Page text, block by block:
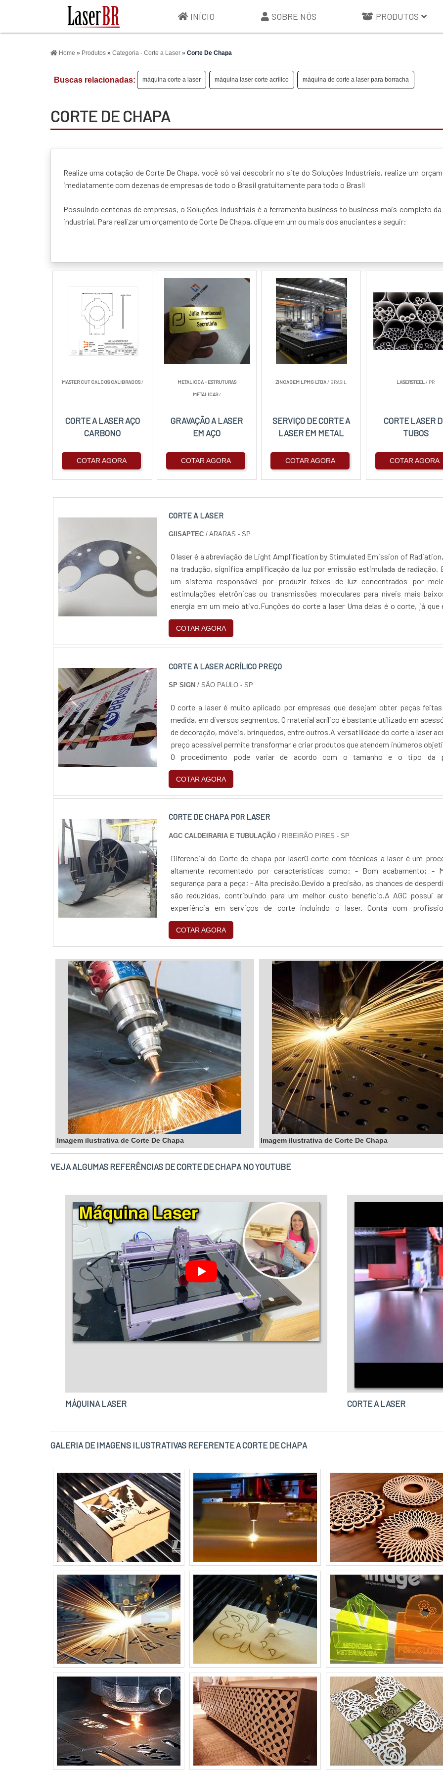
INÍCIO SOBRE NÓS PRODUTOS
>
Home » Produtos » Categoria - Corte a Laser » Corte De Chapa
Buscas relacionadas: máquina corte a laser máquina laser corte acrílico máquina de corte a laser para borracha
CORTE DE CHAPA
Realize uma cotação de Corte De Chapa, você só vai descobrir no site do Soluções Industriais, realize um
imediatamente com dezenas de empresas de todo o Brasil gratuitamente para todo o Brasil
Possuindo centenas de empresas, o Soluções Industriais é a ferramenta business to business mais completo da
industrial. Para realizar um orçamento de Corte De Chapa, clique em um ou mais dos anuciantes a seguir:
MASTER CUT CALCOS CALIBRADOS/
CORTE A LASER AÇO
CARBONO
COTAR AGORA
METALICCA - ESTRUTURAS
METALICAS/
GRAVAÇÃO A LASER
EM AÇO
COTAR AGORA
ZINCAGEM LPMG LTDA/ BRASIL
SERVIÇO DE CORTE A
LASER EM METAL
COTAR AGORA
LASERSTEEL / PR
CORTE LASER
TUBOS
COTAR AGORA
CORTE A LASER
GIISAPTEC / ARARAS - SP
O laser é a abreviação de Light Amplification by Stimulated Emission of
na tradução, significa amplificação da luz por emissão estimulada de radiação.
um sistema responsável por produzir feixes de luz concentrados por
estimulações eletrônicas ou transmissões moleculares para níveis mais
energia em um meio ativo.Funções do corte a laser Uma delas é o corte, já que
considerado uma ferramenta de...
COTAR AGORA
CORTE A LASER ACRÍLICO PREÇO
SP SIGN / SÃO PAULO - SP
O corte a laser é muito aplicado por empresas que desejam obter peças
medida, em diversos segmentos. O material acrílico é bastante utilizado em
de decoração, móveis, brinquedos, entre outros.A versatilidade do corte a laser
preço acessível permite transformar e criar produtos que atendem inúmeros
O procedimento pode variar de acordo com o tamanho e o tipo da
desejada.Possibilidades e outro...
COTAR AGORA
CORTE DE CHAPA POR LASER
AGC CALDEIRARIA E TUBULAÇÃO / RIBEIRÃO PIRES - SP
Diferencial do Corte de chapa por laserO corte com técnicas a laser é um
altamente recomentado por características como: - Bom acabamento; -
segurança para a peça; - Alta precisão.Devido a precisão, as chances de
são reduzidas, contribuindo para um melhor custo benefício.A AGC possui
experiência em serviços de corte incluindo o laser. Conta com
qualificados com mais de uma formação técnica...
COTAR AGORA
Imagem ilustrativa de Corte De Chapa Imagem ilustrativa de Corte De Chapa
VEJA ALGUMAS REFERÊNCIAS DE CORTE DE CHAPA NO YOUTUBE
MÁQUINA LASER CORTE A LASER
GALERIA DE IMAGENS ILUSTRATIVAS REFERENTE A CORTE DE CHAPA